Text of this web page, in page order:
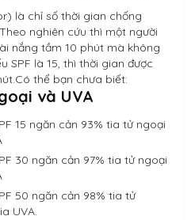
là chỉ số thời gian chống
nghiên cứu thì một người
nắng tầm 10 phút mà không
SPF là 15, thì thời gian được
thể bạn chưa biết:
và UVA
15 ngăn cản 93% tia tử ngoại
30 ngăn cản 97% tia tử ngoại
50 ngăn cản 98% tia tử
UVA.